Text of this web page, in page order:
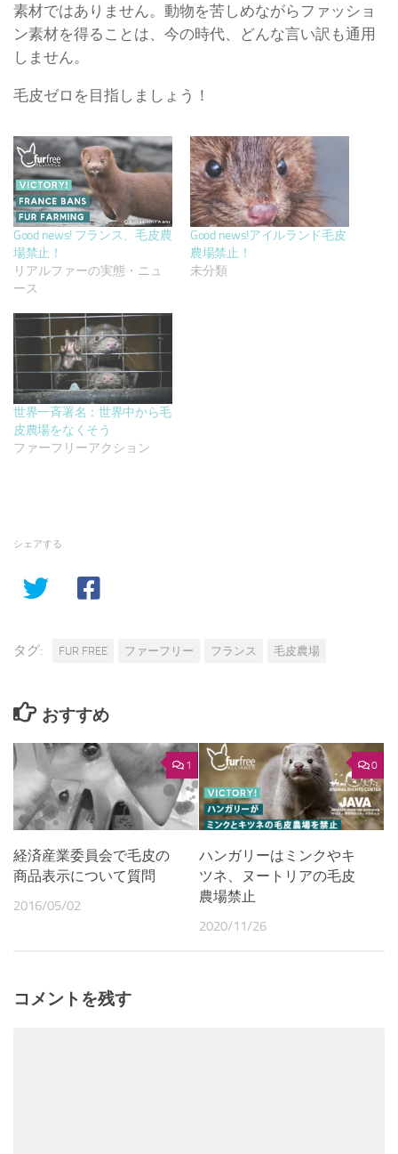
素材ではありません。動物を苦しめながらファッショ
ン素材を得ることは、今の時代、どんな言い訳も通用
しません。
毛皮ゼロを目指しましょう！
Good news! フランス、毛皮農
場禁止！
リアルファーの実態・ニュ
ース
Good news!アイルランド毛皮
農場禁止！
未分類
世界一斉署名：世界中から毛
皮農場をなくそう
ファーフリーアクション
シェアする
タグ: FUR FREE ファーフリー フランス 毛皮農場
おすすめ
1
経済産業委員会で毛皮の
商品表示について質問
2016/05/02
0
ハンガリーはミンクやキ
ツネ、ヌートリアの毛皮
農場禁止
2020/11/26
コメントを残す